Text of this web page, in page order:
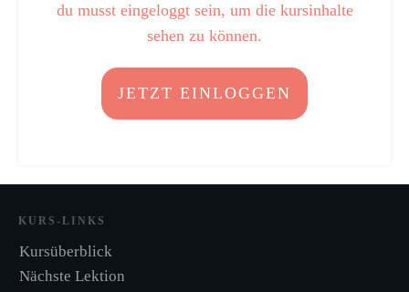
du musst eingeloggt sein, um die kursinhalte
sehen zu können.
JETZT EINLOGGEN
KURS-LINKS
Kursüberblick
Nächste Lektion